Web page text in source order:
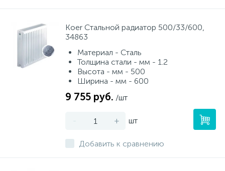
Koer Стальной радиатор 500/33/600,
34863
Материал - Сталь
Толщина стали - мм - 1.2
Высота - мм - 500
Ширина - мм - 600
9 755 руб. /шт
- + шт
Добавить к сравнению
Системы контроля протечки воды